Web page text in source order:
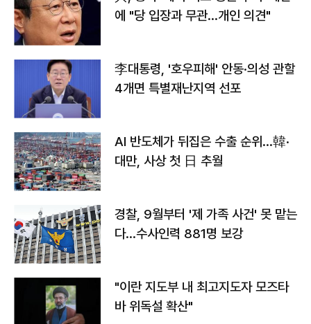
에 "당 입장과 무관…개인 의견"
李대통령, '호우피해' 안동·의성 관할
4개면 특별재난지역 선포
AI 반도체가 뒤집은 수출 순위…韓·
대만, 사상 첫 日 추월
경찰, 9월부터 '제 가족 사건' 못 맡는
다…수사인력 881명 보강
"이란 지도부 내 최고지도자 모즈타
바 위독설 확산"